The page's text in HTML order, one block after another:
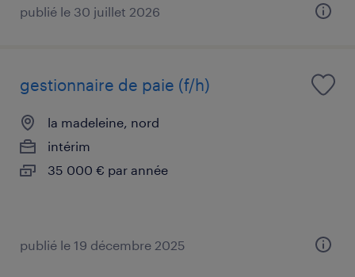
publié le 30 juillet 2026
gestionnaire de paie (f/h)
la madeleine, nord
intérim
35 000 € par année
publié le 19 décembre 2025